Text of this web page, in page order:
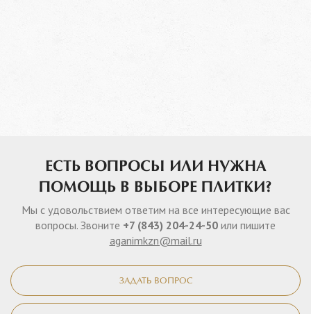
ЕСТЬ ВОПРОСЫ ИЛИ НУЖНА
ПОМОЩЬ В ВЫБОРЕ ПЛИТКИ?
Мы с удовольствием ответим на все интересующие вас
вопросы. Звоните +7 (843) 204-24-50 или пишите
aganimkzn@mail.ru
ЗАДАТЬ ВОПРОС